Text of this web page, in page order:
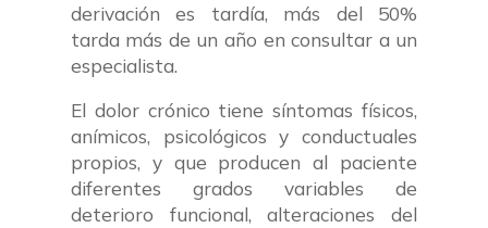
derivación es tardía, más del 50%
tarda más de un año en consultar a un
especialista.
El dolor crónico tiene síntomas físicos,
anímicos, psicológicos y conductuales
propios, y que producen al paciente
diferentes grados variables de
deterioro funcional, alteraciones del